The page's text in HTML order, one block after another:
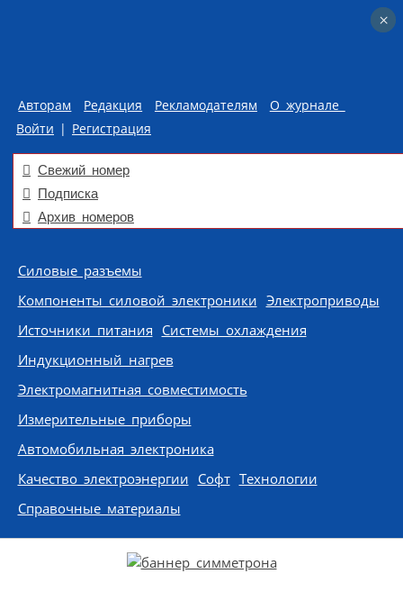
Авторам Редакция Рекламодателям
О журнале
Войти | Регистрация
Свежий номер
Подписка
Архив номеров
Skip to content
Силовые разъемы
Компоненты силовой электроники Электроприводы
Источники питания Системы охлаждения
Индукционный нагрев
Электромагнитная совместимость
Измерительные приборы
Автомобильная электроника
Качество электроэнергии Софт Технологии
Справочные материалы
×
×